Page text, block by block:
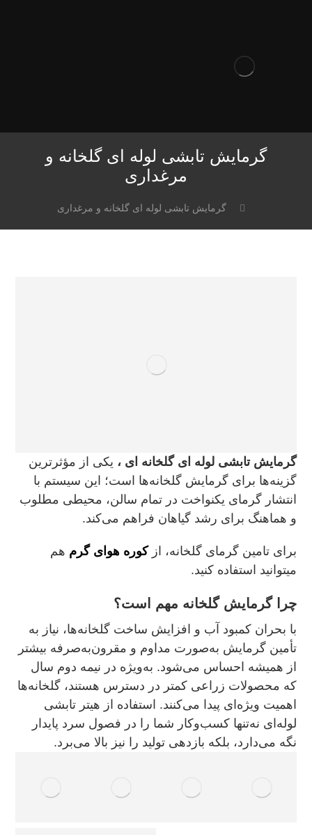
گرمایش تابشی لوله‌ ای گلخانه و
مرغداری
گرمایش تابشی لوله‌ ای گلخانه و مرغداری
گرمایش تابشی لوله‌ ای گلخانه‌ ای ، یکی از مؤثرترین
گزینه‌ها برای گرمایش گلخانه‌ها است؛ این سیستم با
انتشار گرمای یکنواخت در تمام سالن، محیطی مطلوب
و هماهنگ برای رشد گیاهان فراهم می‌کند.
برای تامین گرمای گلخانه، ازکوره هوای گرم هم
میتوانید استفاده کنید.
چرا گرمایش گلخانه مهم است؟
با بحران کمبود آب و افزایش ساخت گلخانه‌ها، نیاز به
تأمین گرمایش به‌صورت مداوم و مقرون‌به‌صرفه بیشتر
از همیشه احساس می‌شود. به‌ویژه در نیمه دوم سال
که محصولات زراعی کمتر در دسترس هستند، گلخانه‌ها
اهمیت ویژه‌ای پیدا می‌کنند. استفاده از هیتر تابشی
لوله‌ای نه‌تنها کسب‌وکار شما را در فصول سرد پایدار
نگه می‌دارد، بلکه بازدهی تولید را نیز بالا می‌برد.